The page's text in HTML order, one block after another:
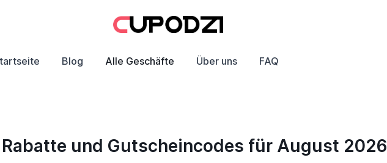
Blog Alle Geschäfte Über uns FAQ
und Gutscheincodes für August 2026